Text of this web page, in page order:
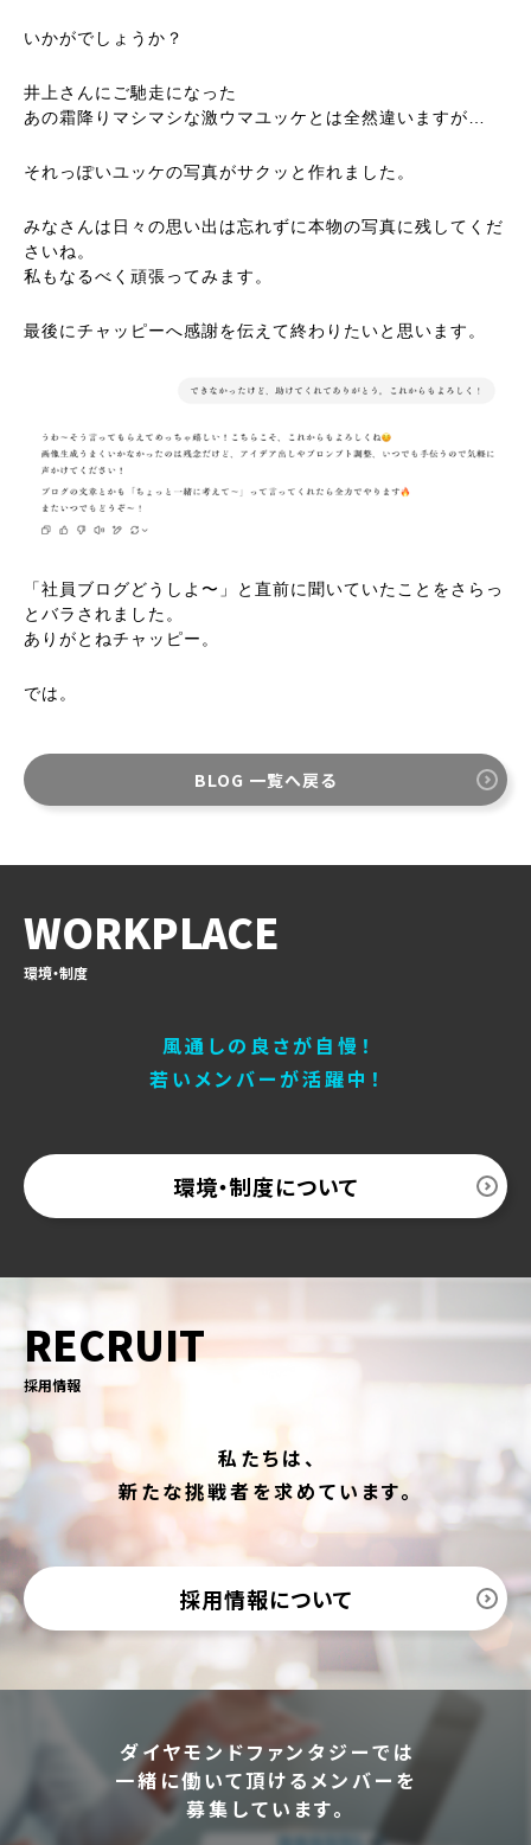
いかがでしょうか？
井上さんにご馳走になった
あの霜降りマシマシな激ウマユッケとは全然違いますが…
それっぽいユッケの写真がサクッと作れました。
みなさんは日々の思い出は忘れずに本物の写真に残してくだ
さいね。
私もなるべく頑張ってみます。
最後にチャッピーへ感謝を伝えて終わりたいと思います。
「社員ブログどうしよ〜」と直前に聞いていたことをさらっ
とバラされました。
ありがとねチャッピー。
では。
BLOG 一覧へ戻る
WORKPLACE
環境・制度
風通しの良さが自慢！
若いメンバーが活躍中！
環境・制度について
RECRUIT
採用情報
私たちは、
新たな挑戦者を求めています。
採用情報について
ダイヤモンドファンタジーでは
一緒に働いて頂けるメンバーを
募集しています。